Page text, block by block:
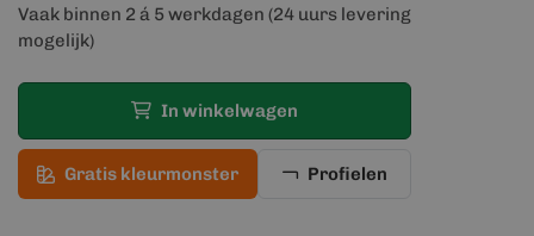
Vaak binnen 2 á 5 werkdagen (24 uurs levering
mogelijk)
In winkelwagen
Gratis kleurmonster Profielen